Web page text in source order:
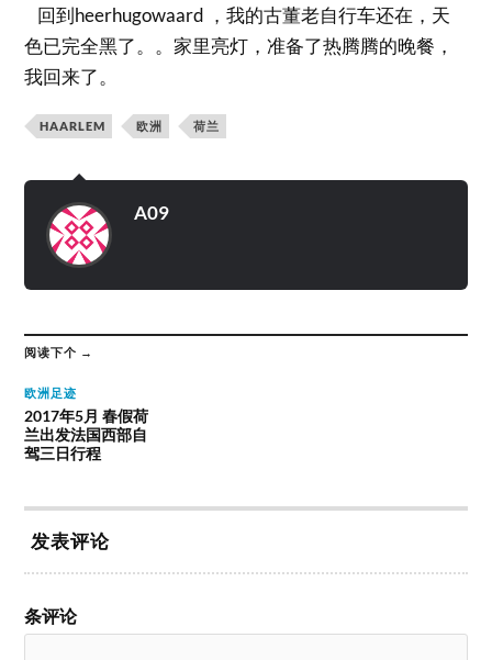
回到heerhugowaard ，我的古董老自行车还在，天
色已完全黑了。。家里亮灯，准备了热腾腾的晚餐，
我回来了。
HAARLEM 欧洲 荷兰
A09
阅读下个 →
欧洲足迹
2017年5月 春假荷
兰出发法国西部自
驾三日行程
发表评论
条评论